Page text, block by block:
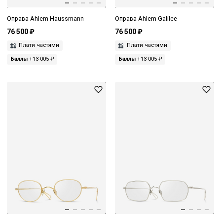
Оправа Ahlem Haussmann
76 500 ₽
Плати частями
Баллы +13 005 ₽
Оправа Ahlem Galilee
76 500 ₽
Плати частями
Баллы+13 005 ₽